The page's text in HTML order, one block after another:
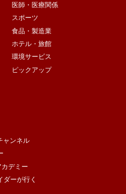
医師・医療関係
スポーツ
食品・製造業
ホテル・旅館
環境サービス
ピックアップ
ャンネル
デミー
ダーが行く